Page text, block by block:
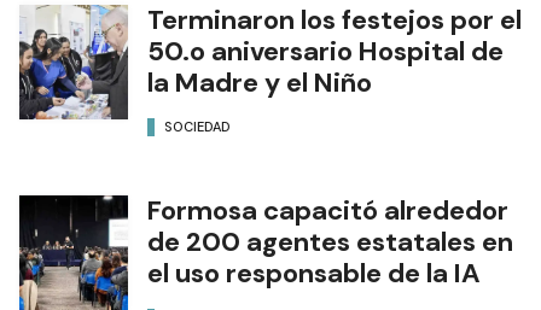
Terminaron los festejos por el
50.o aniversario Hospital de
la Madre y el Niño
SOCIEDAD
Formosa capacitó alrededor
de 200 agentes estatales en
el uso responsable de la IA